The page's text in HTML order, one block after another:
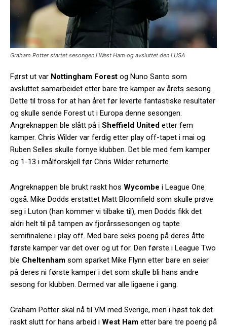
Graham Potter startet sesongen i West Ham og avsluttet den i USA
Først ut var Nottingham Forest og Nuno Santo som
avsluttet samarbeidet etter bare tre kamper av årets sesong.
Dette til tross for at han året før leverte fantastiske resultater
og skulle sende Forest ut i Europa denne sesongen.
Angreknappen ble slått på i Sheffield United etter fem
kamper. Chris Wilder var ferdig etter play off-tapet i mai og
Ruben Selles skulle fornye klubben. Det ble med fem kamper
og 1-13 i målforskjell før Chris Wilder returnerte.
Angreknappen ble brukt raskt hos Wycombe i League One
også. Mike Dodds erstattet Matt Bloomfield som skulle prøve
seg i Luton (han kommer vi tilbake til), men Dodds fikk det
aldri helt til på tampen av fjorårssesongen og tapte
semifinalene i play off. Med bare seks poeng på deres åtte
første kamper var det over og ut for. Den første i League Two
ble Cheltenham som sparket Mike Flynn etter bare en seier
på deres ni første kamper i det som skulle bli hans andre
sesong for klubben. Dermed var alle ligaene i gang.
Graham Potter skal nå til VM med Sverige, men i høst tok det
raskt slutt for hans arbeid i West Ham etter bare tre poeng på